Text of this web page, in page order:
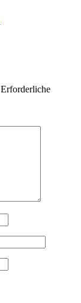
Erforderliche